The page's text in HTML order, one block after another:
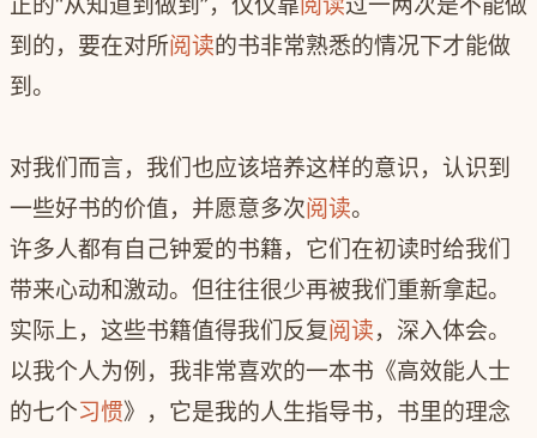
正的“从知道到做到”，仅仅靠阅读过一两次是不能做
到的，要在对所阅读的书非常熟悉的情况下才能做
到。
对我们而言，我们也应该培养这样的意识，认识到
一些好书的价值，并愿意多次阅读。
许多人都有自己钟爱的书籍，它们在初读时给我们
带来心动和激动。但往往很少再被我们重新拿起。
实际上，这些书籍值得我们反复阅读，深入体会。
以我个人为例，我非常喜欢的一本书《高效能人士
的七个习惯》，它是我的人生指导书，书里的理念